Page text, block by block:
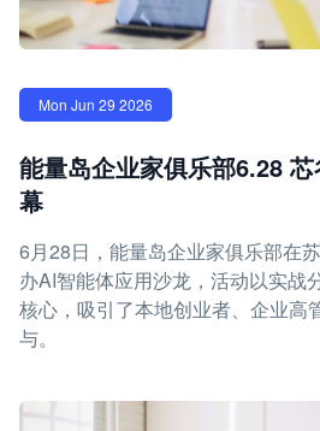
Mon Jun 29 2026
能量岛企业家俱乐部6.28
幕
6月28日，能量岛企业家俱乐部在
办AI智能体应用沙龙，活动以实战
核心，吸引了本地创业者、企业高
与。